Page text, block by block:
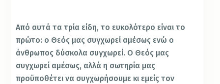
Από αυτά τα τρία είδη, το ευκολότερο είναι το
πρώτο: ο Θεός μας συγχωρεί αμέσως ενώ ο
άνθρωπος δύσκολα συγχωρεί. Ο Θεός μας
συγχωρεί αμέσως, αλλά η σωτηρία μας
προϋποθέτει να συγχωρήσουμε κι εμείς τον